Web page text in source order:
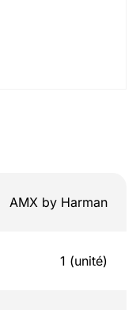
AMX by Harman
1 (unité)